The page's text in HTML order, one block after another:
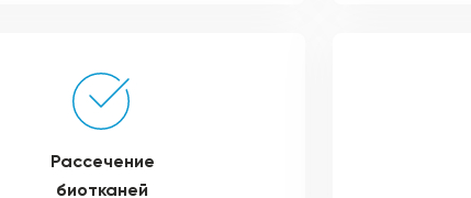
Рассечение
биотканей